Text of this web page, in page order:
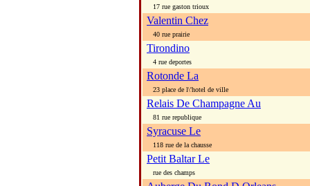
17 rue gaston trioux
Valentin Chez
40 rue prairie
Tirondino
4 rue deportes
Rotonde La
23 place de l\'hotel de ville
Relais De Champagne Au
81 rue republique
Syracuse Le
118 rue de la chausse
Petit Baltar Le
rue des champs